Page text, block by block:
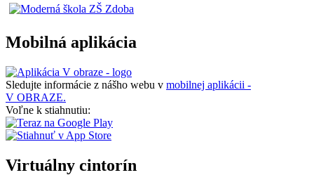
Mobilná aplikácia
Sledujte informácie z nášho webu v mobilnej aplikácii -
V OBRAZE.
Voľne k stiahnutiu:
Virtuálny cintorín